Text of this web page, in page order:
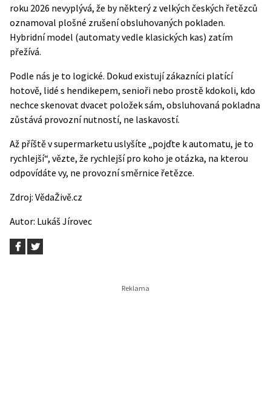
roku 2026 nevyplývá, že by některý z velkých českých řetězců
oznamoval plošné zrušení obsluhovaných pokladen.
Hybridní model (automaty vedle klasických kas) zatím
přežívá.
Podle nás je to logické. Dokud existují zákazníci platící
hotově, lidé s hendikepem, senioři nebo prostě kdokoli, kdo
nechce skenovat dvacet položek sám, obsluhovaná pokladna
zůstává provozní nutností, ne laskavostí.
Až příště v supermarketu uslyšíte „pojďte k automatu, je to
rychlejší“, vězte, že rychlejší pro koho je otázka, na kterou
odpovídáte vy, ne provozní směrnice řetězce.
Zdroj: VědaŽivě.cz
Autor: Lukáš Jírovec